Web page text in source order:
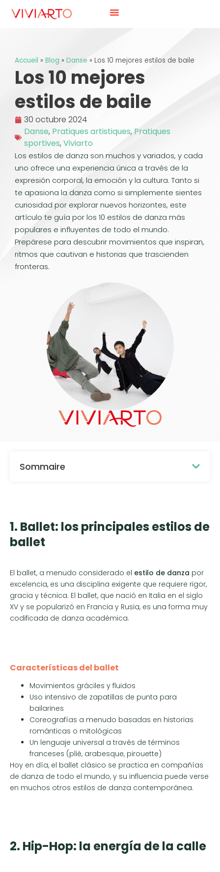
Accueil » Blog » Danse » Los 10 mejores estilos de baile
Los 10 mejores
estilos de baile
30 octubre 2024
Danse, Pratiques artistiques, Pratiques
sportives, Viviarto
Los estilos de danza son muchos y variados, y cada
uno ofrece una experiencia única a través de la
expresión corporal, la emoción y la cultura. Tanto si
te apasiona la danza como si simplemente sientes
curiosidad por explorar nuevos horizontes, este
artículo te guía por los 10 estilos de danza más
populares e influyentes de todo el mundo.
Prepárese para descubrir movimientos que inspiran,
ritmos que cautivan e historias que trascienden
fronteras.
Sommaire
1. Ballet: los principales estilos de
ballet
El ballet, a menudo considerado el estilo de danza por
excelencia, es una disciplina exigente que requiere rigor,
gracia y técnica. El ballet, que nació en Italia en el siglo
XV y se popularizó en Francia y Rusia, es una forma muy
codificada de danza académica.
Características del ballet
Movimientos gráciles y fluidos
Uso intensivo de zapatillas de punta para
bailarines
Coreografías a menudo basadas en historias
románticas o mitológicas
Un lenguaje universal a través de términos
franceses (plié, arabesque, pirouette)
Hoy en día, el ballet clásico se practica en compañías
de danza de todo el mundo, y su influencia puede verse
en muchos otros estilos de danza contemporánea.
2. Hip-Hop: la energía de la calle